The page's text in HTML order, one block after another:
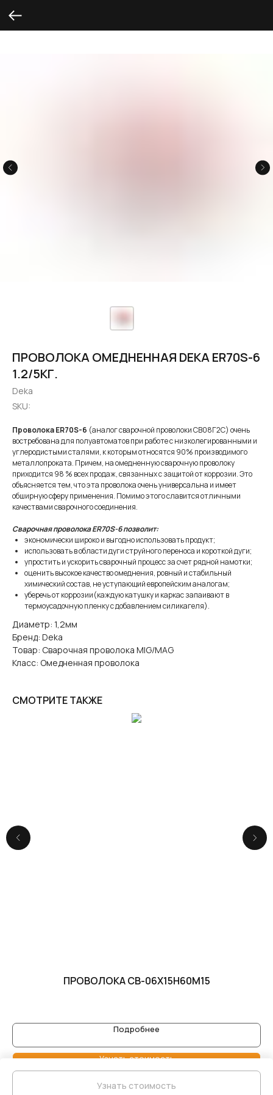
ПРОВОЛОКА ОМЕДНЕННАЯ DEKA ER70S-6
1.2/5КГ.
Deka
SKU:
Узнать стоимость
Проволока ER70S-6 (аналог сварочной проволоки СВ08Г2С) очень
востребована для полуавтоматов при работе с низколегированными и
углеродистыми сталями, к которым относятся 90% производимого
металлопроката. Причем, на омедненную сварочную проволоку
приходится 98 % всех продаж, связанных с защитой от коррозии. Это
объясняется тем, что эта проволока очень универсальна и имеет
обширную сферу применения. Помимо этого славится отличными
качествами сварочного соединения.
Сварочная проволока ER70S-6 позволит:
экономически широко и выгодно использовать продукт;
использовать в области дуги струйного переноса и короткой дуги;
упростить и ускорить сварочный процесс за счет рядной намотки;
оценить высокое качество омеднения, ровный и стабильный
химический состав, не уступающий европейским аналогам;
уберечь от коррозии(каждую катушку и каркас запаивают в
термоусадочную пленку с добавлением силикагеля).
Диаметр: 1,2мм
Бренд: Deka
Товар: Сварочная проволока MIG/MAG
Класс: Омедненная проволока
СМОТРИТЕ ТАКЖЕ
ПРОВОЛОКА СВ-06Х15Н60М15
Подробнее
Узнать стоимость